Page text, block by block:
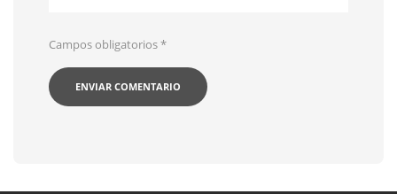
Campos obligatorios*